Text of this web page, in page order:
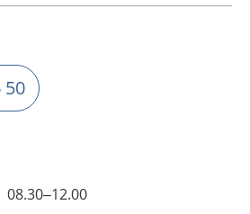
50
08.30–12.00